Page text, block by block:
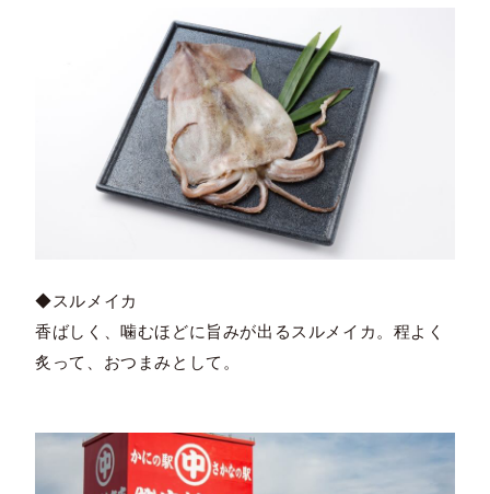
◆スルメイカ
香ばしく、噛むほどに旨みが出るスルメイカ。程よく
炙って、おつまみとして。